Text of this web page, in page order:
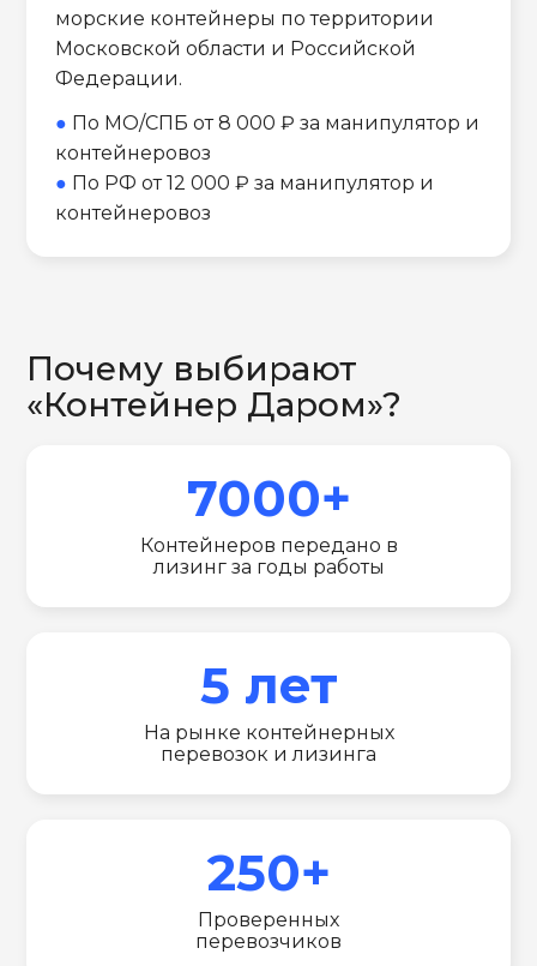
морские контейнеры по территории
Московской области и Российской
Федерации.
● По МО/СПБ от 8 000 ₽ за манипулятор и
контейнеровоз
● По РФ от 12 000 ₽ за манипулятор и
контейнеровоз
Почему выбирают
«Контейнер Даром»?
7000+
Контейнеров передано в
лизинг за годы работы
5 лет
На рынке контейнерных
перевозок и лизинга
250+
Проверенных
перевозчиков